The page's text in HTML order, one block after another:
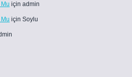
için admin
için Soylu